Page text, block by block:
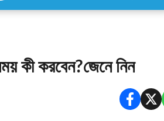
কী করবেন?জেনে নিন